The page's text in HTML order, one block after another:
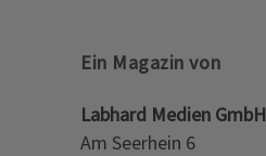
Ein Magazin von
Labhard Medien GmbH
Am Seerhein 6